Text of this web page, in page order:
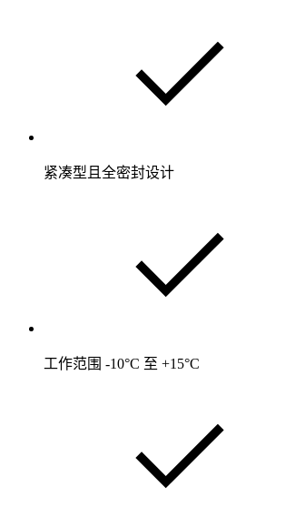
紧凑型且全密封设计
工作范围 -10°C 至 +15°C